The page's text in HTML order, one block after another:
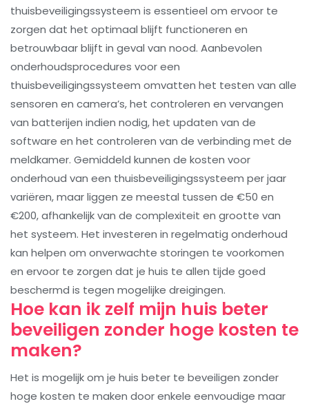
thuisbeveiligingssysteem is essentieel om ervoor te
zorgen dat het optimaal blijft functioneren en
betrouwbaar blijft in geval van nood. Aanbevolen
onderhoudsprocedures voor een
thuisbeveiligingssysteem omvatten het testen van alle
sensoren en camera’s, het controleren en vervangen
van batterijen indien nodig, het updaten van de
software en het controleren van de verbinding met de
meldkamer. Gemiddeld kunnen de kosten voor
onderhoud van een thuisbeveiligingssysteem per jaar
variëren, maar liggen ze meestal tussen de €50 en
€200, afhankelijk van de complexiteit en grootte van
het systeem. Het investeren in regelmatig onderhoud
kan helpen om onverwachte storingen te voorkomen
en ervoor te zorgen dat je huis te allen tijde goed
beschermd is tegen mogelijke dreigingen.
Hoe kan ik zelf mijn huis beter
beveiligen zonder hoge kosten te
maken?
Het is mogelijk om je huis beter te beveiligen zonder
hoge kosten te maken door enkele eenvoudige maar